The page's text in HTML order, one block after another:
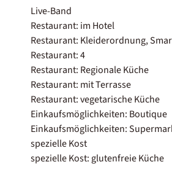
Live-Band
Restaurant: im Hotel
Restaurant: Kleiderordnung,
Restaurant: 4
Restaurant: Regionale Küche
Restaurant: mit Terrasse
Restaurant: vegetarische Küche
Einkaufsmöglichkeiten: Boutique
Einkaufsmöglichkeiten:
spezielle Kost
spezielle Kost: glutenfreie Küche